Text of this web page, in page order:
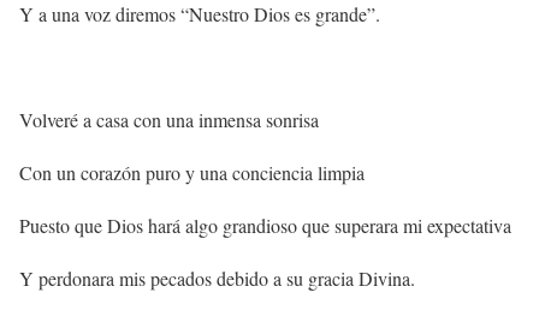
Y a una voz diremos “Nuestro Dios es grande”.
Volveré a casa con una inmensa sonrisa
Con un corazón puro y una conciencia limpia
Puesto que Dios hará algo grandioso que superara mi expectativa
Y perdonara mis pecados debido a su gracia Divina.